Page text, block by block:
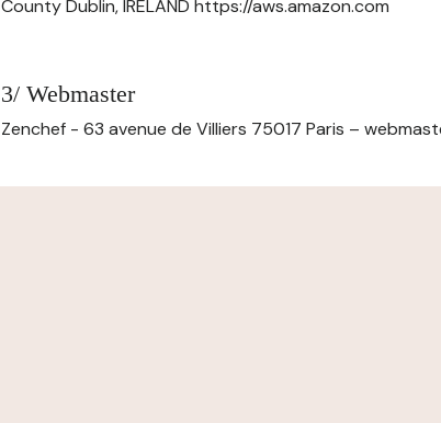
County Dublin, IRELAND https://aws.amazon.com
3/ Webmaster
Zenchef - 63 avenue de Villiers 75017 Paris –